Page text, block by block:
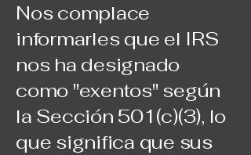
Nos complace
informarles que el IRS
nos ha designado
como "exentos" según
la Sección 501(c)(3), lo
que significa que sus